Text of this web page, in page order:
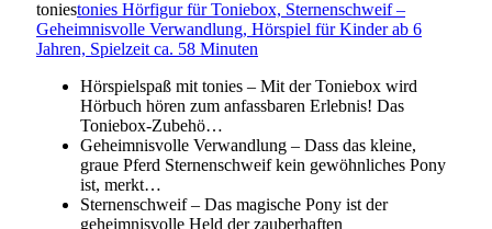
toniestonies Hörfigur für Toniebox, Sternenschweif –
Geheimnisvolle Verwandlung, Hörspiel für Kinder ab 6
Jahren, Spielzeit ca. 58 Minuten
Hörspielspaß mit tonies – Mit der Toniebox wird
Hörbuch hören zum anfassbaren Erlebnis! Das
Toniebox-Zubehö…
Geheimnisvolle Verwandlung – Dass das kleine,
graue Pferd Sternenschweif kein gewöhnliches Pony
ist, merkt…
Sternenschweif – Das magische Pony ist der
geheimnisvolle Held der zauberhaften